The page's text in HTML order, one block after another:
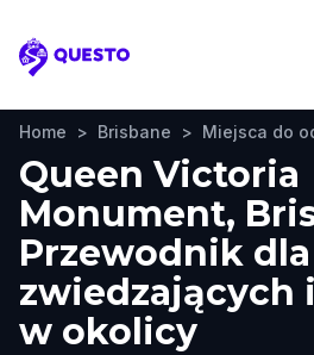
Questo
Home > Brisbane > Miejsca do
Queen Victoria
Monument,
Przewodnik dla
zwiedzających
w okolicy